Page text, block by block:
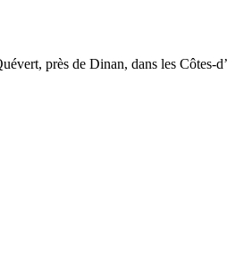
près de Dinan, dans les Côtes-